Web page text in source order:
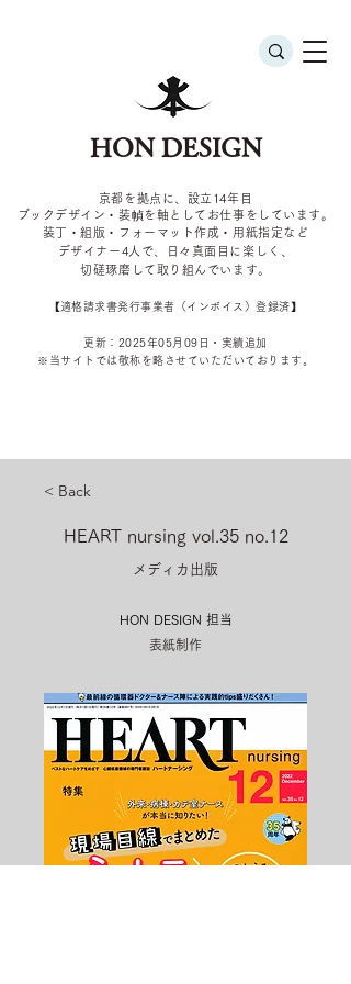
HON DESIGN
京都を拠点に、設立14年目
ブックデザイン・装幀を軸としてお仕事をしています。
装丁・組版・フォーマット作成・用紙指定など
デザイナー4 人で、日々真面目に楽しく、
切磋琢磨して取り組んでいます。
​【適格請求書発行事業者（インボイス）登録済】
更新：2025年05 月09 日・実績追加
​※当サイトでは敬称を 略させていただいております。
< Back
HEART nursing vol.35 no.12
メディカ出版
HON DESIGN​ 担当
表紙制作